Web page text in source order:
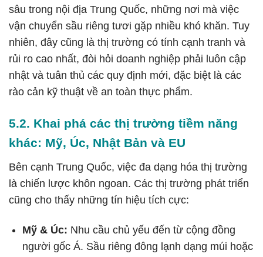
sâu trong nội địa Trung Quốc, những nơi mà việc
vận chuyển sầu riêng tươi gặp nhiều khó khăn. Tuy
nhiên, đây cũng là thị trường có tính cạnh tranh và
rủi ro cao nhất, đòi hỏi doanh nghiệp phải luôn cập
nhật và tuân thủ các quy định mới, đặc biệt là các
rào cản kỹ thuật về an toàn thực phẩm.
5.2. Khai phá các thị trường tiềm năng
khác: Mỹ, Úc, Nhật Bản và EU
Bên cạnh Trung Quốc, việc đa dạng hóa thị trường
là chiến lược khôn ngoan. Các thị trường phát triển
cũng cho thấy những tín hiệu tích cực:
Mỹ & Úc: Nhu cầu chủ yếu đến từ cộng đồng
người gốc Á. Sầu riêng đông lạnh dạng múi hoặc